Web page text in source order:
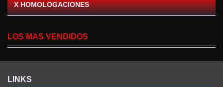
X HOMOLOGACIONES
LOS MAS VENDIDOS
LINKS